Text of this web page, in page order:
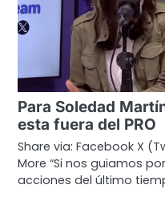
Para Soledad
esta fuera del PRO
Share via: Facebook X
More “Si nos guiamos
acciones del último